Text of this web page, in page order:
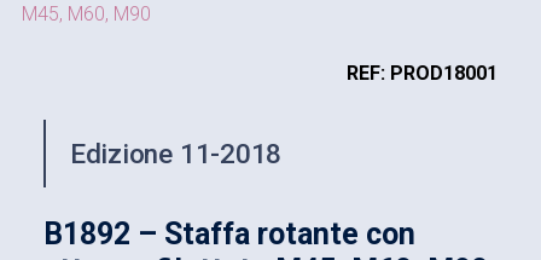
M45, M60, M90
Edizione 11-2018
REF: PROD18001
B1892 – Staffa rotante con